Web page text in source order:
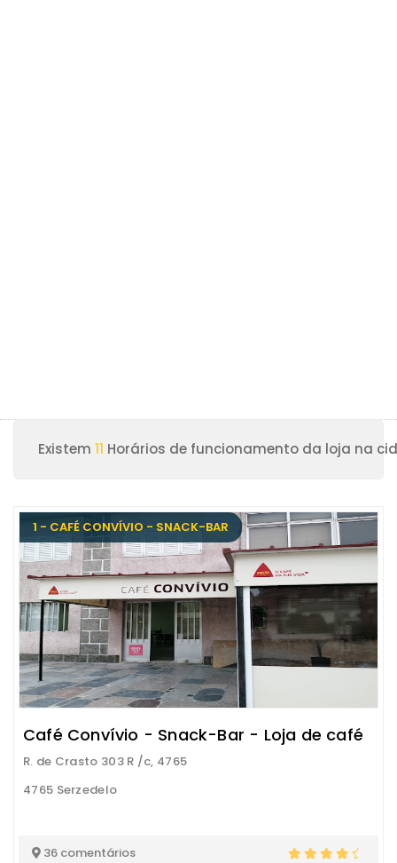
Existem 11 Horários de funcionamento da loja na
1 - CAFÉ CONVÍVIO - SNACK-BAR
Café Convívio - Snack-Bar - Loja de café
R. de Crasto 303 R /c, 4765
4765 Serzedelo
36 comentários